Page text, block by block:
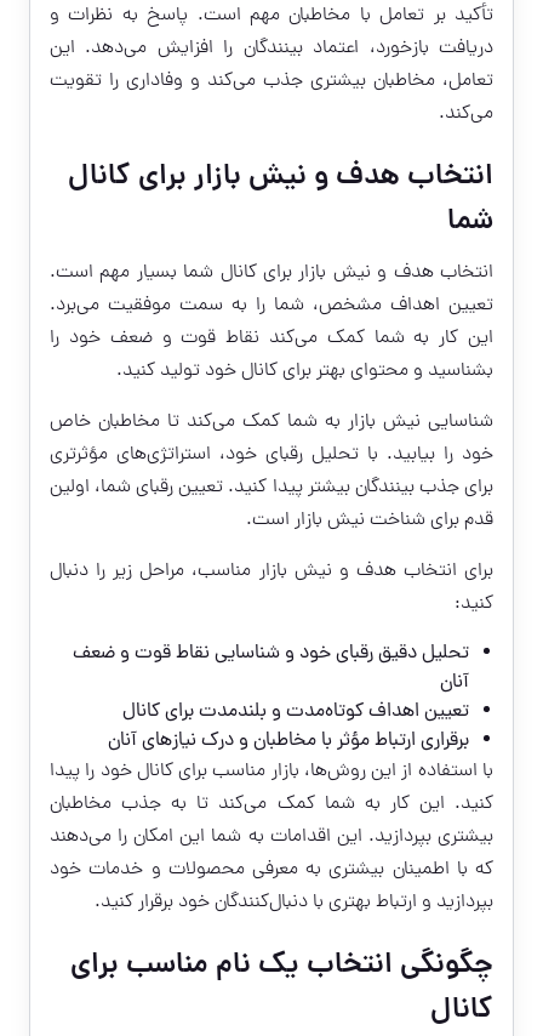
تأکید بر تعامل با مخاطبان مهم است. پاسخ به نظرات و
دریافت بازخورد، اعتماد بینندگان را افزایش می‌دهد. این
تعامل، مخاطبان بیشتری جذب می‌کند و وفاداری را تقویت
می‌کند.
انتخاب هدف و نیش بازار برای کانال
شما
انتخاب هدف و نیش بازار برای کانال شما بسیار مهم است.
تعیین اهداف مشخص، شما را به سمت موفقیت می‌برد.
این کار به شما کمک می‌کند نقاط قوت و ضعف خود را
بشناسید و محتوای بهتر برای کانال خود تولید کنید.
شناسایی نیش بازار به شما کمک می‌کند تا مخاطبان خاص
خود را بیابید. با تحلیل رقبای خود، استراتژی‌های مؤثرتری
برای جذب بینندگان بیشتر پیدا کنید. تعیین رقبای شما، اولین
قدم برای شناخت نیش بازار است.
برای انتخاب هدف و نیش بازار مناسب، مراحل زیر را دنبال
کنید:
تحلیل دقیق رقبای خود و شناسایی نقاط قوت و ضعف
آنان
تعیین اهداف کوتاه‌مدت و بلندمدت برای کانال
برقراری ارتباط مؤثر با مخاطبان و درک نیازهای آنان
با استفاده از این روش‌ها، بازار مناسب برای کانال خود را پیدا
کنید. این کار به شما کمک می‌کند تا به جذب مخاطبان
بیشتری بپردازید. این اقدامات به شما این امکان را می‌دهند
که با اطمینان بیشتری به معرفی محصولات و خدمات خود
بپردازید و ارتباط بهتری با دنبال‌کنندگان خود برقرار کنید.
چگونگی انتخاب یک نام مناسب برای
کانال